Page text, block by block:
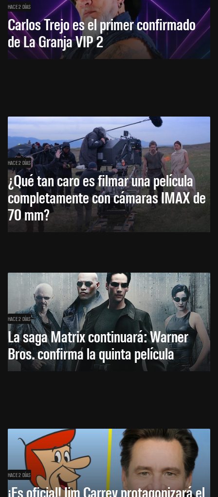
HACE 2 DÍAS
Carlos Trejo es el primer confirmado
de La Granja VIP 2
HACE 2 DÍAS
¿Qué tan caro es filmar una película
completamente con cámaras IMAX de
70 mm?
HACE 2 DÍAS
La saga Matrix continuará: Warner
Bros. confirma la quinta película
HACE 2 DÍAS
¡Es oficial! Jim Carrey protagonizará el